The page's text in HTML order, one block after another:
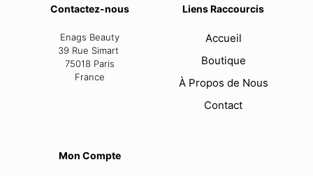
Contactez-nous
Enags Beauty
39 Rue Simart
75018 Paris
France
Liens Raccourcis
Accueil
Boutique
À Propos de Nous
Contact
Mon Compte